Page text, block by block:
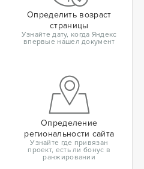
Определить возраст
страницы
Узнайте дату, когда Яндекс
впервые нашел документ
Определение
региональности сайта
Узнайте где привязан
проект, есть ли бонус в
ранжировании